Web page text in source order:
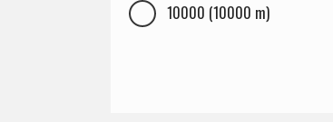
10000 (10000 m)